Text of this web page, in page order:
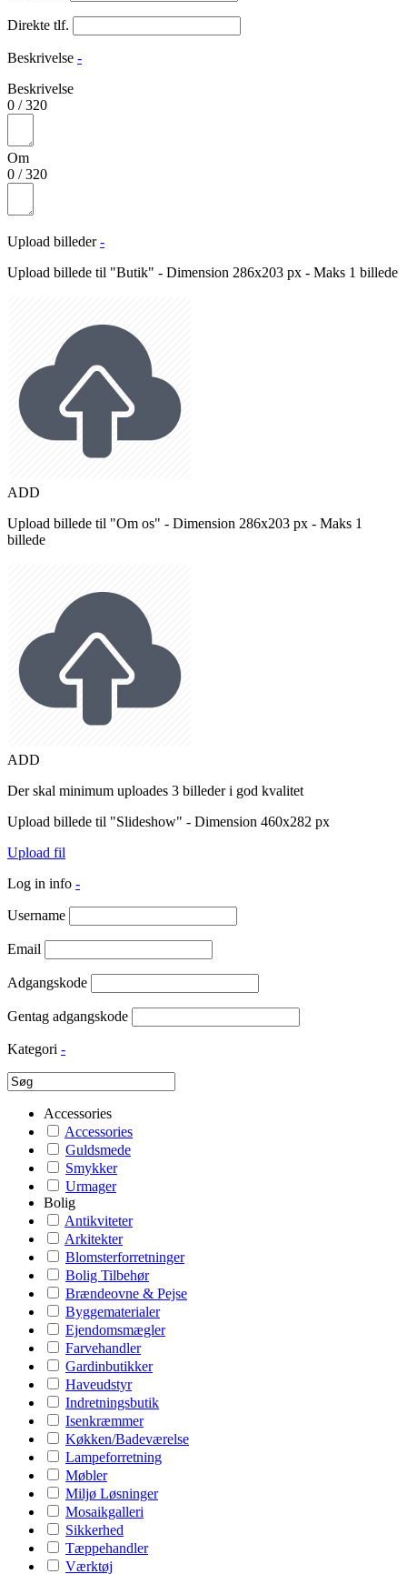
Direkte tlf.
Beskrivelse -
Beskrivelse
0 /320
Om
0 /320
Upload billeder -
Upload billede til "Butik" - Dimension 286x203 px - Maks 1 billede
ADD
Upload billede til "Om os" - Dimension 286x203 px - Maks 1
billede
ADD
Der skal minimum uploades 3 billeder i god kvalitet
Upload billede til "Slideshow" - Dimension 460x282 px
Upload fil
Log in info -
Username
Email
Adgangskode
Gentag adgangskode
Kategori -
Accessories
Accessories
Guldsmede
Smykker
Urmager
Bolig
Antikviteter
Arkitekter
Blomsterforretninger
Bolig Tilbehør
Brændeovne & Pejse
Byggematerialer
Ejendomsmægler
Farvehandler
Gardinbutikker
Haveudstyr
Indretningsbutik
Isenkræmmer
Køkken/Badeværelse
Lampeforretning
Møbler
Miljø Løsninger
Mosaikgalleri
Sikkerhed
Tæppehandler
Værktøj